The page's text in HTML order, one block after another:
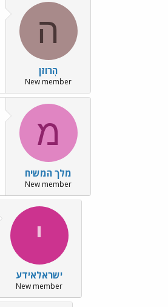
ה
הָרוזן
New member
מ
מלך המשיח
New member
י
ישראלאידע
New member